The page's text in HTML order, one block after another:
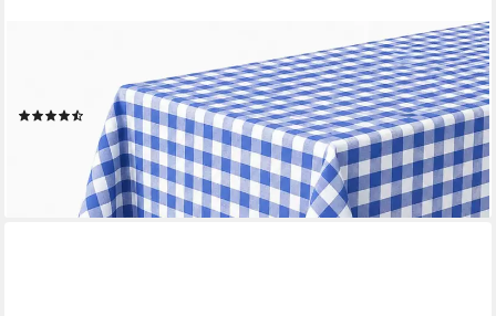
Tischdecke kariert Landhausstil Bauernkaro 100% Baumwolle (1-
(32)
lieferbar - in 3-4 Werktagen bei dir